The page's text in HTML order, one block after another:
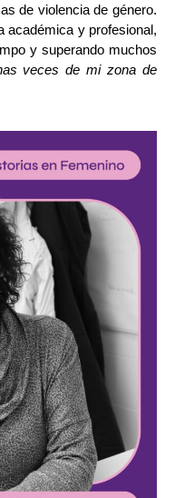
de violencia de género.
académica y profesional,
y superando muchos
veces de mi zona de